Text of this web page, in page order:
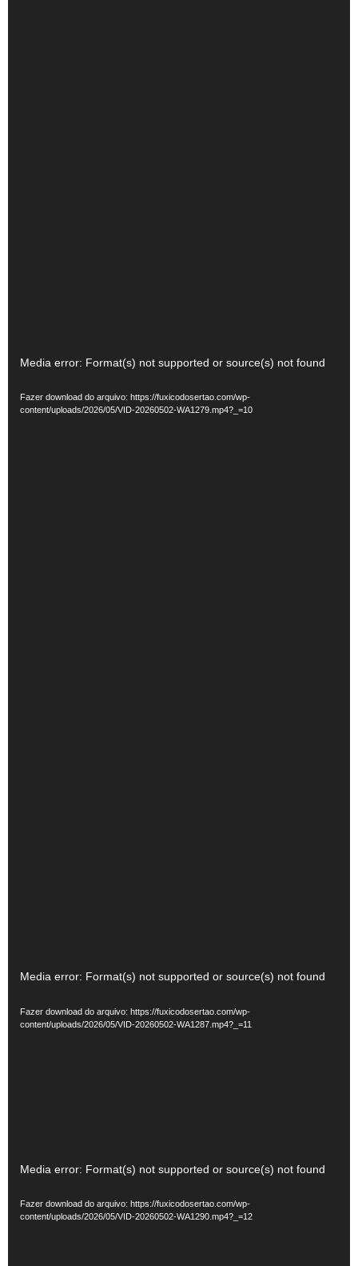
Tocador
vídeo
Media error: Format(s) not supported or source(s) not found
Fazer download do arquivo: https://fuxicodosertao.com/wp-
content/uploads/2026/05/VID-20260502-WA1279.mp4?_=10
Tocador
vídeo
Media error: Format(s) not supported or source(s) not found
Fazer download do arquivo: https://fuxicodosertao.com/wp-
content/uploads/2026/05/VID-20260502-WA1287.mp4?_=11
Tocador
vídeo
Media error: Format(s) not supported or source(s) not found
Fazer download do arquivo: https://fuxicodosertao.com/wp-
content/uploads/2026/05/VID-20260502-WA1290.mp4?_=12